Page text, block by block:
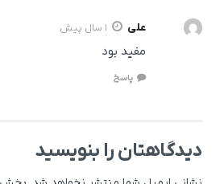
علی 1 سال پیش
مفید بود
پاسخ
دیدگاهتان را بنویسید